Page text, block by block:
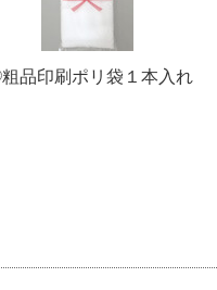
粗品印刷ポリ袋１本入れ